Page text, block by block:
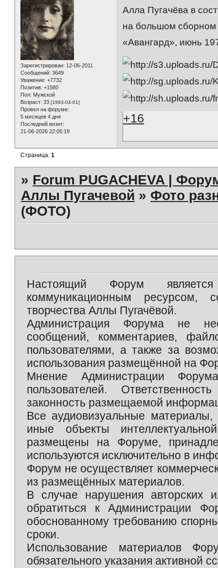
Зарегистрирован: 12-06-2011
Сообщений: 3649
Уважение: +7732
Позитив: +1580
Пол: Мужской
Возраст: 33 [1993-04-01]
Провел на форуме:
5 месяцев 4 дня
Последний визит:
21-06-2026 22:05:19
Алла Пугачёва в
на большом сборном
«Авангард», июнь
+16
Страница:1
» Forum PUGACHEVA |
Аллы Пугачевой » Фото
(ФОТО)
Настоящий Форум является
коммуникационным ресурсом,
творчества Аллы Пугачёвой.
Администрация Форума не
сообщений, комментариев,
пользователями, а также за
использования размещённой на
Мнение Администрации
пользователей.
законность размещаемой
Все аудиовизуальные
иные объекты
размещены на Форуме,
используются исключительно в
Форум не осуществляет
из размещённых материалов.
В случае нарушения авторских
обратиться к Администрации
обоснованному требованию
сроки.
Использование материалов
обязательного указания активной